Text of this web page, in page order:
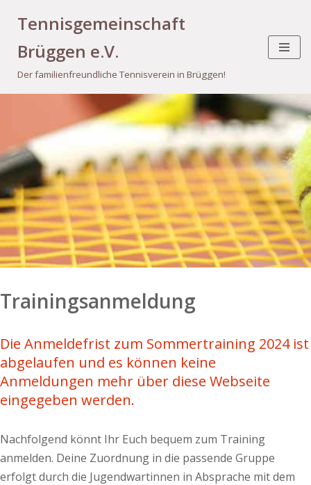
Inhalt
springen
Tennisgemeinschaft
Brüggen e.V.
Der familienfreundliche Tennisverein in Brüggen!
Trainingsanmeldung
Die Anmeldefrist zum Sommertraining 2024 ist
abgelaufen und es können keine
Anmeldungen mehr über diese Webseite
eingegeben werden.
Nachfolgend könnt Ihr Euch bequem zum Training
anmelden. Deine Zuordnung in die passende Gruppe
erfolgt durch die Jugendwartinnen in Absprache mit dem